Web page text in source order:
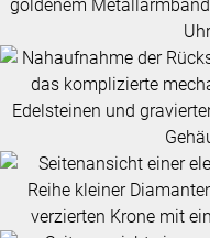
Complications
Datenschutz
AGB